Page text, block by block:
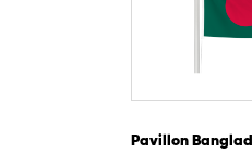
Pavillon